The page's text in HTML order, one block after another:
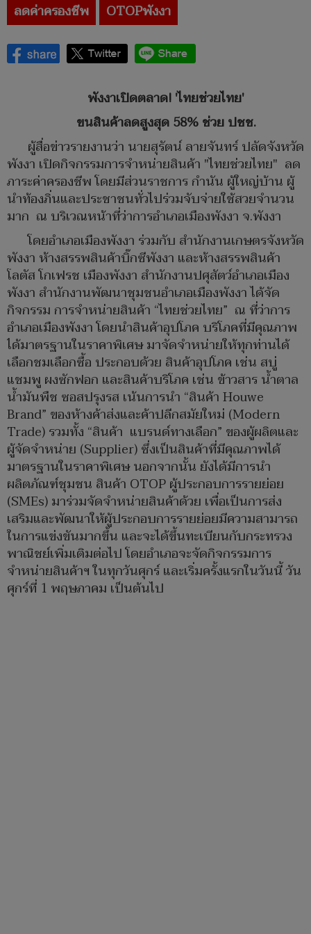
ลดค่าครองชีพ
OTOPพังงา
พังงาเปิดตลาด! 'ไทยช่วยไทย'
ขนสินค้าลดสูงสุด 58% ช่วย ปชช.
ผู้สื่อข่าวรายงานว่า นายสุรัตน์ ลายจันทร์ ปลัดจังหวัด
พังงา เปิดกิจกรรมการจำหน่ายสินค้า "ไทยช่วยไทย" ลด
ภาระค่าครองชีพ โดยมีส่วนราชการ กำนัน ผู้ใหญ่บ้าน ผู้
นำท้องภิ่นและประชาชนทั่วไปร่วมจับจ่ายใช้สวยจำนวน
มาก ณ บริเวณหน้าที่ว่าการอำเภอเมืองพังงา จ.พังงา
โดยอำเภอเมืองพังงา ร่วมกับ สำนักงานเกษตรจังหวัด
พังงา ห้างสรรพสินค้าบิ๊กซีพังงา และห้างสรรพสินค้า
โลตัส โกเฟรช เมืองพังงา สำนักงานปศุสัตว์อำเภอเมือง
พังงา สำนักงานพัฒนาชุมชนอำเภอเมืองพังงา ได้จัด
กิจกรรม การจำหน่ายสินค้า “ไทยช่วยไทย” ณ ที่ว่าการ
อำเภอเมืองพังงา โดยนำสินค้าอุปโภค บริโภคที่มีคุณภาพ
ได้มาตรฐานในราคาพิเศษ มาจัดจำหน่ายให้ทุกท่านได้
เลือกชมเลือกซื้อ ประกอบด้วย สินค้าอุปโภค เช่น สบู่
แชมพู ผงซักฟอก และสินค้าบริโภค เช่น ข้าวสาร น้ำตาล
น้ำมันพืช ซอสปรุงรส เน้นการนำ “สินค้า Houwe
Brand” ของห้างค้าส่งและค้าปลีกสมัยใหม่ (Modern
Trade) รวมทั้ง “สินค้า แบรนด์ทางเลือก” ของผู้ผลิตและ
ผู้จัดจำหน่าย (Supplier) ซึ่งเป็นสินค้าที่มีคุณภาพได้
มาตรฐานในราคาพิเศษ นอกจากนั้น ยังได้มีการนำ
ผลิตภัณฑ์ชุมชน สินค้า OTOP ผู้ประกอบการรายย่อย
(SMEs) มาร่วมจัดจำหน่ายสินค้าด้วย เพื่อเป็นการส่ง
เสริมและพัฒนาให้ผู้ประกอบการรายย่อยมีความสามารถ
ในการแข่งขันมากขึ้น และจะได้ขึ้นทะเบียนกับกระทรวง
พาณิชย์เพิ่มเติมต่อไป โดยอำเภอจะจัดกิจกรรมการ
จำหน่ายสินค้าฯ ในทุกวันศุกร์ และเริ่มครั้งแรกในวันนี้ วัน
ศุกร์ที่ 1 พฤษภาคม เป็นต้นไป